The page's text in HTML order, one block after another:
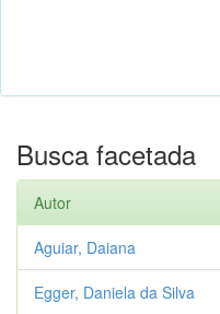
Busca facetada
Autor
Aguiar, Daiana
Egger, Daniela da Silva